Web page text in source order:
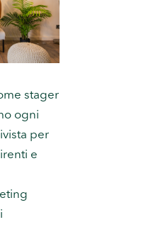
stager
ogni
per
e